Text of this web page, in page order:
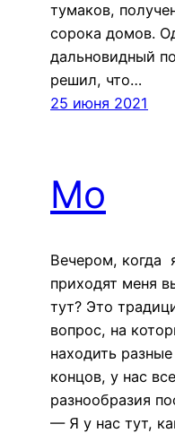
тумаков,
сорока домов.
дальновидный
решил, что…
25 июня 2021
Мо
Вечером, когда
приходят меня
тут? Это
вопрос, на
находить
концов, у нас
разнообразия
— Я у нас тут,